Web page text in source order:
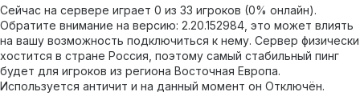
Сейчас на сервере играет 0 из 33 игроков (0% онлайн).
Обратите внимание на версию: 2.20.152984, это может влиять
на вашу возможность подключиться к нему. Сервер физически
хостится в стране Россия, поэтому самый стабильный пинг
будет для игроков из региона Восточная Европа.
Используется античит и на данный момент он Отключён.